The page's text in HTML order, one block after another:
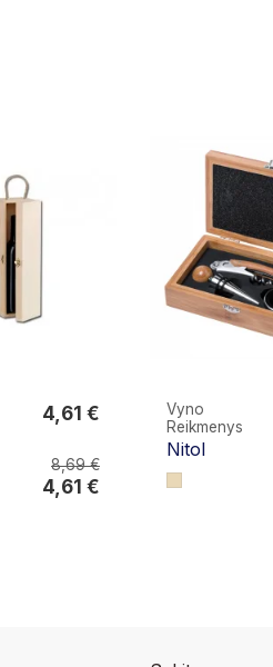
4,61 €
8,69 €
4,61 €
Vyno
Reikmenys
Nitol